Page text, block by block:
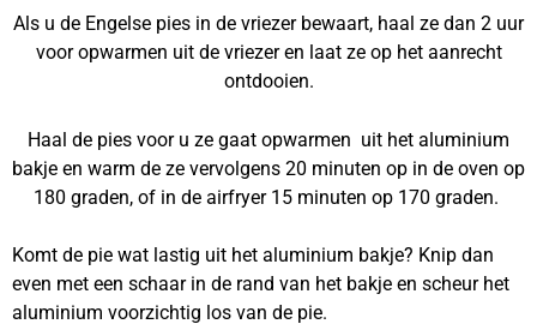
Als u de Engelse pies in de vriezer bewaart, haal ze dan 2 uur
voor opwarmen uit de vriezer en laat ze op het aanrecht
ontdooien.
Haal de pies voor u ze gaat opwarmen uit het aluminium
bakje en warm de ze vervolgens 20 minuten op in de oven op
180 graden, of in de airfryer 15 minuten op 170 graden.
Komt de pie wat lastig uit het aluminium bakje? Knip dan
even met een schaar in de rand van het bakje en scheur het
aluminium voorzichtig los van de pie.